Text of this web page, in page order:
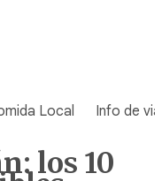
Local Info de
los 10